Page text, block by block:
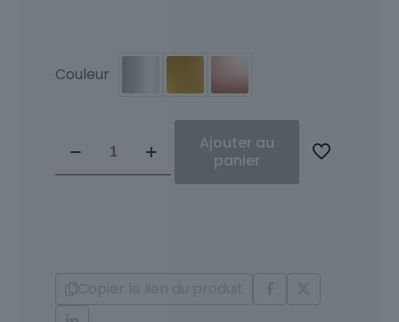
Couleur
Bracelet
Ajouter au
panier